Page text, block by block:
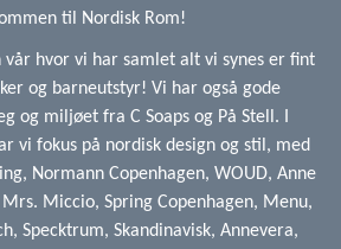
til Nordisk Rom!
hvor vi har samlet alt vi synes er fint
og barneutstyr! Vi har også gode
og miljøet fra C Soaps og På Stell. I
vi fokus på nordisk design og stil, med
Normann Copenhagen, WOUD, Anne
Miccio, Spring Copenhagen, Menu,
Specktrum, Skandinavisk, Annevera,